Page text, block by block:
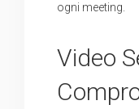
ogni meeting.
Video